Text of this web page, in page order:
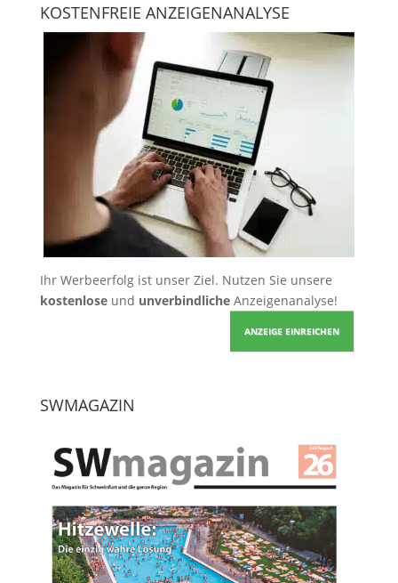
KOSTENFREIE ANZEIGENANALYSE
Ihr Werbeerfolg ist unser Ziel. Nutzen Sie unsere
kostenloseund unverbindlicheAnzeigenanalyse!
ANZEIGE EINREICHEN
SWMAGAZIN